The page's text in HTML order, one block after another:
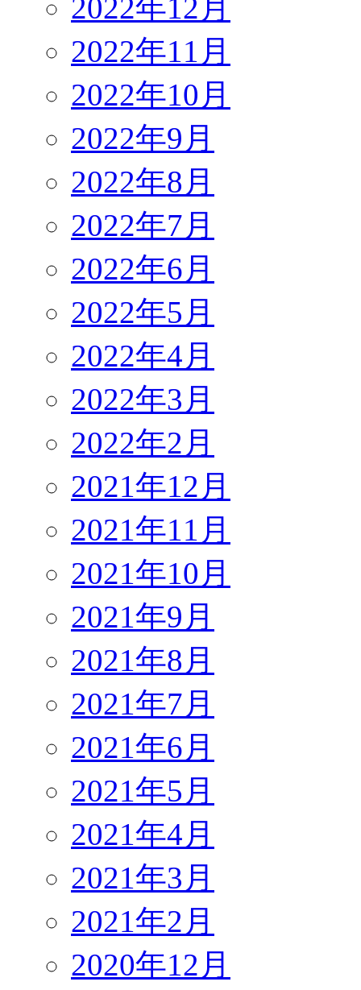
2022年12月
2022年11月
2022年10月
2022年9月
2022年8月
2022年7月
2022年6月
2022年5月
2022年4月
2022年3月
2022年2月
2021年12月
2021年11月
2021年10月
2021年9月
2021年8月
2021年7月
2021年6月
2021年5月
2021年4月
2021年3月
2021年2月
2020年12月